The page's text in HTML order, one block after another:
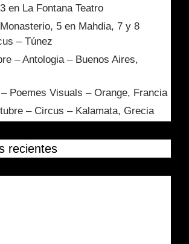
en La Fontana Teatro
5 en Mahdia, 7 y 8
– Túnez
– Antologia – Buenos Aires,
Poemes Visuals – Orange, Francia
– Circus – Kalamata, Grecia
recientes